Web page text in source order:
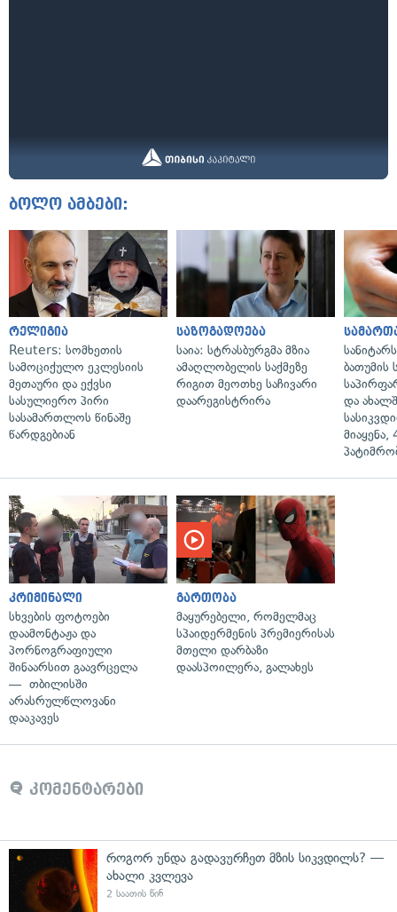
ბოლო ამბები:
რელიგია
Reuters: სომხეთის
სამოციქულო ეკლესიის
მეთაური და ექვსი
სასულიერო პირი
სასამართლოს წინაშე
წარდგებიან
საზოგადოება
საია: სტრასბურგმა მზია
ამაღლობელის საქმეზე
რიგით მეოთხე საჩივარი
დაარეგისტრირა
ბათუმის
და
კრიმინალი
სხვების ფოტოები
დაამონტაჟა და
პორნოგრაფიული
შინაარსით გაავრცელა
— თბილისში
არასრულწლოვანი
დააკავეს
გართობა
მაყურებელი, რომელმაც
სპაიდერმენის პრემიერისას
მთელი დარბაზი
დაასპოილერა, გალახეს
კომენტარები
როგორ უნდა გადავურჩეთ მზის სიკვდილს? —
ახალი კვლევა
2 საათის წინ